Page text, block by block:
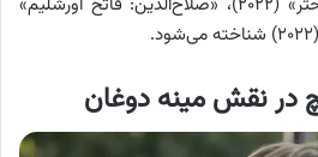
در نقش مینه دوغان